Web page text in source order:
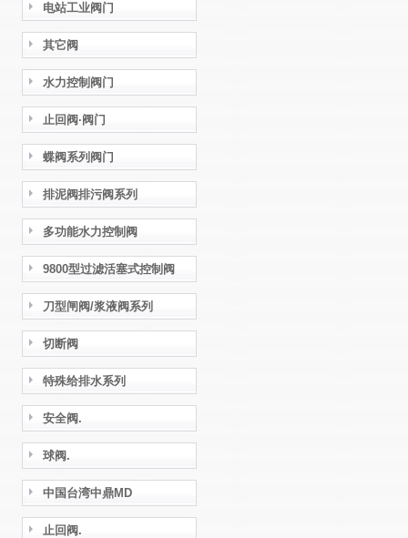
电站工业阀门
其它阀
水力控制阀门
止回阀·阀门
蝶阀系列阀门
排泥阀排污阀系列
多功能水力控制阀
9800型过滤活塞式控制阀
刀型闸阀/浆液阀系列
切断阀
特殊给排水系列
安全阀.
球阀.
中国台湾中鼎MD
止回阀.